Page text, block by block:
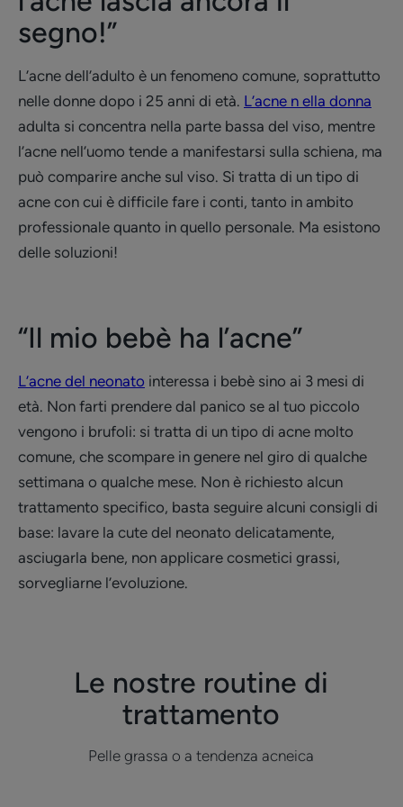
segno!”
L’acne dell’adulto è un fenomeno comune, soprattutto
nelle donne dopo i 25 anni di età. L’acne n ella donna
adulta si concentra nella parte bassa del viso, mentre
l’acne nell’uomo tende a manifestarsi sulla schiena, ma
può comparire anche sul viso. Si tratta di un tipo di
acne con cui è difficile fare i conti, tanto in ambito
professionale quanto in quello personale. Ma esistono
delle soluzioni!
“Il mio bebè ha l’acne”
L’acne del neonato interessa i bebè sino ai 3 mesi di
età. Non farti prendere dal panico se al tuo piccolo
vengono i brufoli: si tratta di un tipo di acne molto
comune, che scompare in genere nel giro di qualche
settimana o qualche mese. Non è richiesto alcun
trattamento specifico, basta seguire alcuni consigli di
base: lavare la cute del neonato delicatamente,
asciugarla bene, non applicare cosmetici grassi,
sorvegliarne l’evoluzione.
Le nostre routine di
trattamento
Pelle grassa o a tendenza acneica